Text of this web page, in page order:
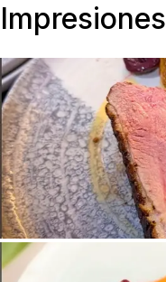
Impresiones